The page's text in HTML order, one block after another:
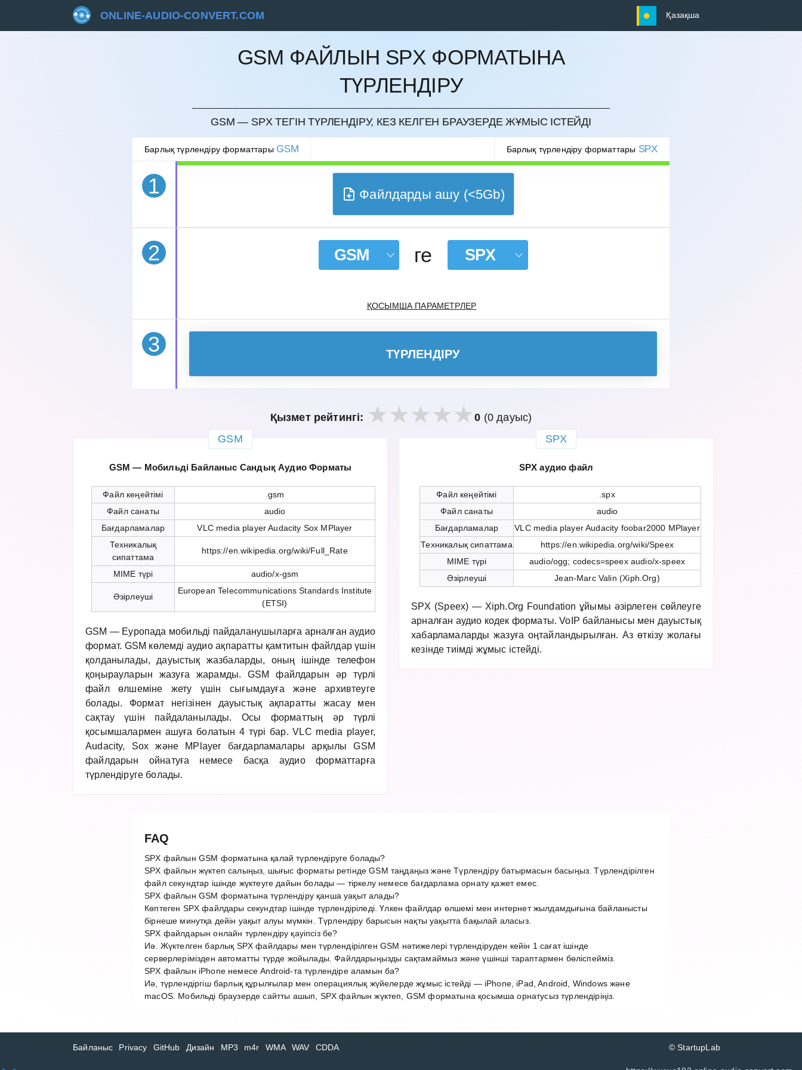
ONLINE-AUDIO-CONVERT.COM Қазақша
GSM ФАЙЛЫН SPX ФОРМАТЫНА
ТҮРЛЕНДІРУ
GSM — SPX ТЕГІН ТҮРЛЕНДІРУ, КЕЗ КЕЛГЕН БРАУЗЕРДЕ ЖҰМЫС ІСТЕЙДІ
Барлық түрлендіру форматтары GSM Барлық түрлендіру форматтары SPX
1
БОЛДЫРМАУ
Файлдарды ашу (<5Gb)
2 GSM ге SPX
ҚОСЫМША ПАРАМЕТРЛЕР
3 ТҮРЛЕНДІРУ
Қызмет рейтингі: 0 (0 дауыс)
GSM
GSM — Мобильді Байланыс Сандық Аудио Форматы
Файл кеңейтімі
.gsm
Файл санаты
audio
Бағдарламалар
VLC media player Audacity Sox MPlayer
Техникалық
сипаттама
https://en.wikipedia.org/wiki/Full_Rate
MIME түрі audio/x-gsm
Әзірлеуші
European Telecommunications Standards Institute
(ETSI)
GSM — Еуропада мобильді пайдаланушыларға арналған аудио
формат. GSM көлемді аудио ақпаратты қамтитын файлдар үшін
қолданылады, дауыстық жазбаларды, оның ішінде телефон
қоңырауларын жазуға жарамды. GSM файлдарын әр түрлі
файл өлшеміне жету үшін сығымдауға және архивтеуге
болады. Формат негізінен дауыстық ақпаратты жасау мен
сақтау үшін пайдаланылады. Осы форматтың әр түрлі
қосымшалармен ашуға болатын 4 түрі бар. VLC media player,
Audacity, Sox және MPlayer бағдарламалары арқылы GSM
файлдарын ойнатуға немесе басқа аудио форматтарға
түрлендіруге болады.
SPX
SPX аудио файл
Файл кеңейтімі
.spx
Файл санаты
audio
Бағдарламалар
VLC media player Audacity foobar2000 MPlayer
Техникалық сипаттама
https://en.wikipedia.org/wiki/Speex
MIME түрі
audio/ogg; codecs=speex audio/x-speex
Әзірлеуші
Jean-Marc Valin (Xiph.Org)
SPX (Speex) — Xiph.Org Foundation ұйымы әзірлеген сөйлеуге
арналған аудио кодек форматы. VoIP байланысы мен дауыстық
хабарламаларды жазуға оңтайландырылған. Аз өткізу жолағы
кезінде тиімді жұмыс істейді.
FAQ
SPX файлын GSM форматына қалай түрлендіруге болады?
SPX файлын жүктеп салыңыз, шығыс форматы ретінде GSM таңдаңыз және Түрлендіру батырмасын басыңыз. Түрлендірілген
файл секундтар ішінде жүктеуге дайын болады — тіркелу немесе бағдарлама орнату қажет емес.
SPX файлын GSM форматына түрлендіру қанша уақыт алады?
Көптеген SPX файлдары секундтар ішінде түрлендіріледі. Үлкен файлдар өлшемі мен интернет жылдамдығына байланысты
бірнеше минутқа дейін уақыт алуы мүмкін. Түрлендіру барысын нақты уақытта бақылай аласыз.
SPX файлдарын онлайн түрлендіру қауіпсіз бе?
Иә. Жүктелген барлық SPX файлдары мен түрлендірілген GSM нәтижелері түрлендіруден кейін 1 сағат ішінде
серверлерімізден автоматты түрде жойылады. Файлдарыңызды сақтамаймыз және үшінші тараптармен бөліспейміз.
SPX файлын iPhone немесе Android-та түрлендіре аламын ба?
Иә, түрлендіргіш барлық құрылғылар мен операциялық жүйелерде жұмыс істейді — iPhone, iPad, Android, Windows және
macOS. Мобильді браузерде сайтты ашып, SPX файлын жүктеп, GSM форматына қосымша орнатусыз түрлендіріңіз.
Байланыс Privacy GitHub Дизайн MP3 m4r WMA WAV CDDA © StartupLab